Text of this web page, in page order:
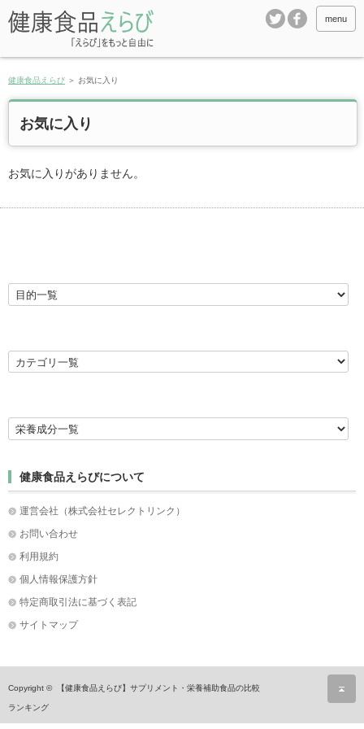
menu
健康食品えらび ＞ お気に入り
お気に入り
お気に入りがありません。
健康食品えらびについて
運営会社（株式会社セレクトリンク）
お問い合わせ
利用規約
個人情報保護方針
特定商取引法に基づく表記
サイトマップ
Copyright © 【健康食品えらび】サプリメント・栄養補助食品の比較
ランキング